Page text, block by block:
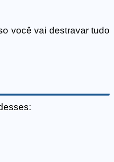
você vai destravar tudo